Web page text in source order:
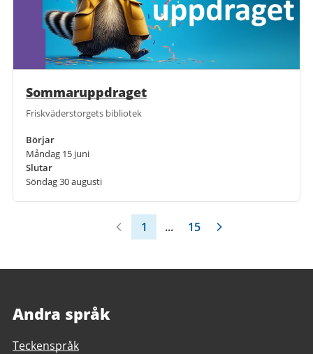
Sommaruppdraget
Friskväderstorgets bibliotek
Börjar
Måndag 15 juni
Slutar
Söndag 30 augusti
1 ... 15
Andra språk
Teckenspråk